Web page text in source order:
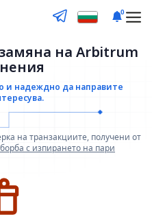
0
на Arbitrum
и надеждно да направите
на транзакциите, получени от
с изпирането на пари